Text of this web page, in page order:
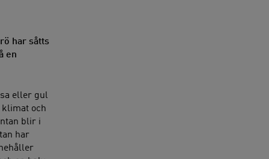
har såtts
en
eller gul
klimat och
blir i
har